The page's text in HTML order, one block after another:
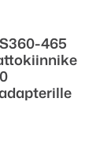
465